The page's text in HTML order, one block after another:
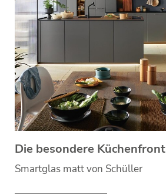
Die besondere Küchenfront
Smartglas matt von Schüller